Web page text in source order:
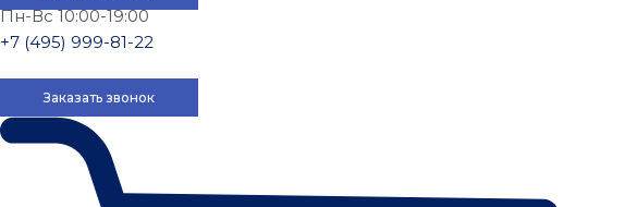
Пн-Вс 10:00-19:00
+7 (495) 999-81-22
Заказать звонок